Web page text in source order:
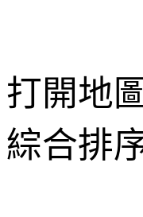
打開地圖
綜合排